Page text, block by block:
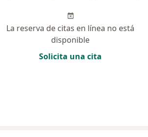
La reserva de citas en línea no está
disponible
Solicita una cita